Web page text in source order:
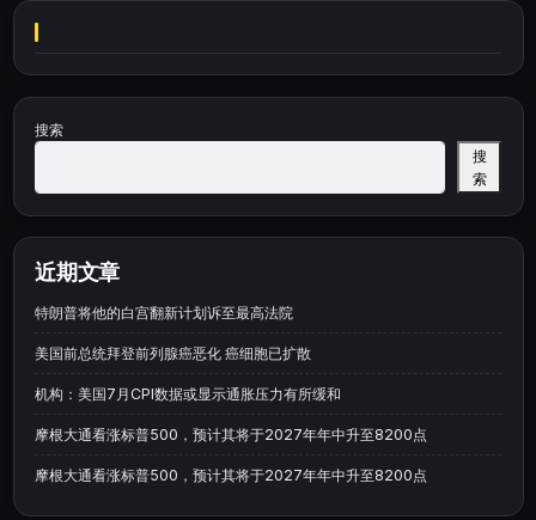
搜索
搜
索
近期文章
特朗普将他的白宫翻新计划诉至最高法院
美国前总统拜登前列腺癌恶化 癌细胞已扩散
机构：美国7月CPI数据或显示通胀压力有所缓和
摩根大通看涨标普500，预计其将于2027年年中升至8200点
摩根大通看涨标普500，预计其将于2027年年中升至8200点